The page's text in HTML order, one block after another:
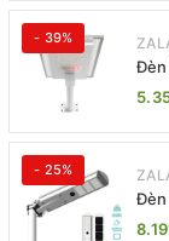
- 39%
Đèn
ZL-
- 25%
Đèn